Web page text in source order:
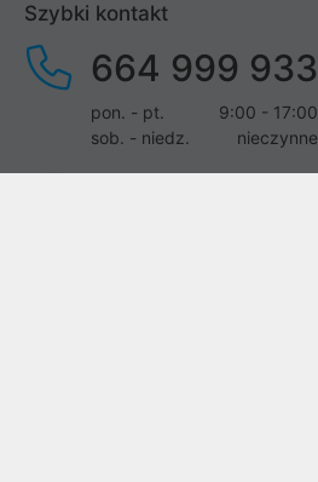
Szybki kontakt
664 999 933
pon. - pt.
9:00 - 17:00
sob. - niedz.
nieczynne